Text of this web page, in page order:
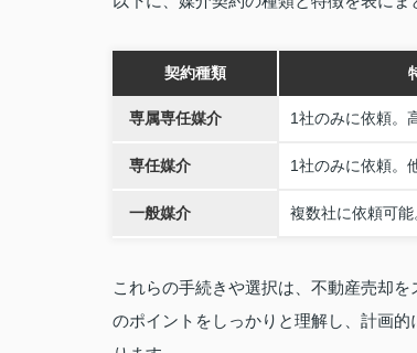
契約種類
専属専任媒介 1社のみに依頼。
専任媒介 1社のみに依頼。
一般媒介 複数社に依頼可能
これらの手続きや選択は、不動産売却
のポイントをしっかりと理解し、計画